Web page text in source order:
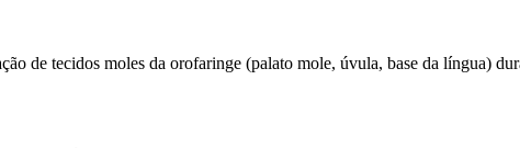
de tecidos moles da orofaringe (palato mole, úvula, base da língua)